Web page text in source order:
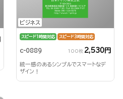
ビジネス
スピード1時間対応 スピード3時間対応
c-0889 100枚 2,530円
統一感のあるシンプルでスマートなデ
ザイン！